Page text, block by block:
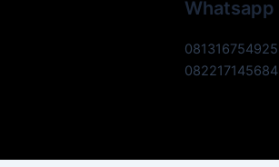
Whatsapp
081316754925
082217145684